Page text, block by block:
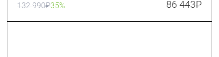
132 990₽35% 86 443₽